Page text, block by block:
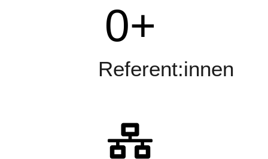
0+
Referent:innen